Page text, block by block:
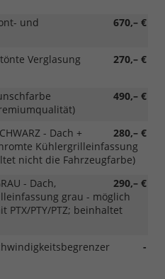
670,– €
und
270,– €
Verglasung
490,– €
280,– €
- Dach +
Kühlergrilleinfassung
nicht die Fahrzeugfarbe)
290,– €
- Dach,
grau - möglich
PTX/PTY/PTZ; beinhaltet
-